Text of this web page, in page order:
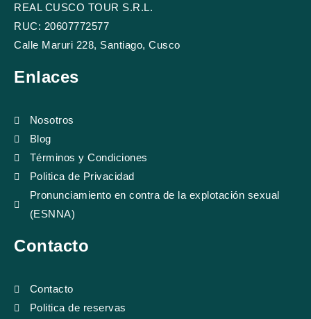
e
b
o
o
t
u
e
t
a
g
r
p
v
REAL CUSCO TOUR S.R.L.
RUC: 20607772577
Calle Maruri 228, Santiago, Cusco
Enlaces
Nosotros
Blog
Términos y Condiciones
Politica de Privacidad
Pronunciamiento en contra de la explotación sexual
(ESNNA)
Contacto
Contacto
Politica de reservas